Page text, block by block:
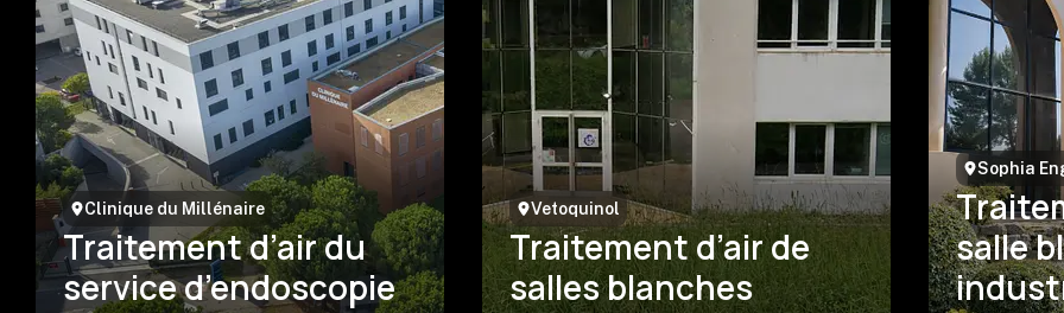
Clinique du Millénaire
Traitement d’air du
service d’endoscopie
Vetoquinol
Traitement d’air de
salles blanches
Sophia
salle